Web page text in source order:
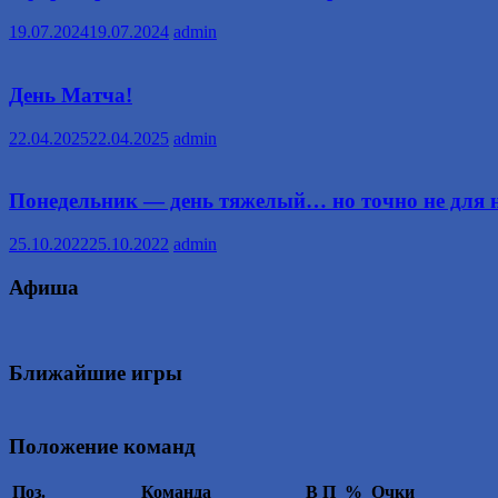
19.07.202419.07.2024 admin
День Матча!
22.04.202522.04.2025 admin
Понедельник — день тяжелый… но точно не для
25.10.202225.10.2022 admin
Афиша
Ближайшие игры
Положение команд
Поз. Команда В П % Очки